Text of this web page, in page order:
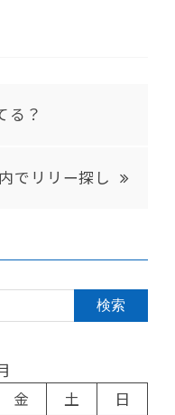
る？
でリリー探し
金 土
日